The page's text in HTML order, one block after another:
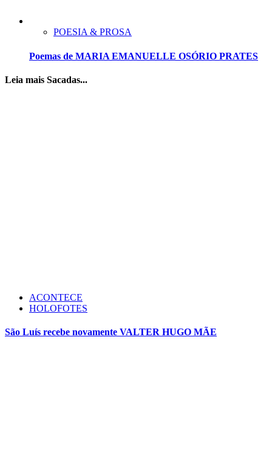
POESIA & PROSA
Poemas de MARIA EMANUELLE OSÓRIO PRATES
Leia mais Sacadas...
ACONTECE
HOLOFOTES
São Luís recebe novamente VALTER HUGO MÃE